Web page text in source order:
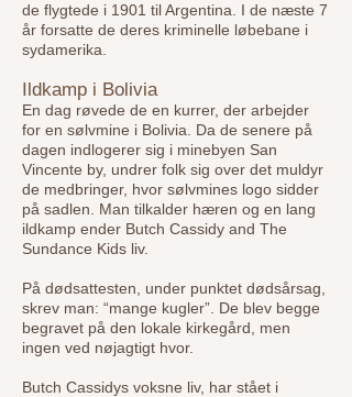
de flygtede i 1901 til Argentina. I de næste 7
år forsatte de deres kriminelle løbebane i
sydamerika.
Ildkamp i Bolivia
En dag røvede de en kurrer, der arbejder
for en sølvmine i Bolivia. Da de senere på
dagen indlogerer sig i minebyen San
Vincente by, undrer folk sig over det muldyr
de medbringer, hvor sølvmines logo sidder
på sadlen. Man tilkalder hæren og en lang
ildkamp ender Butch Cassidy and The
Sundance Kids liv.
På dødsattesten, under punktet dødsårsag,
skrev man: “mange kugler”. De blev begge
begravet på den lokale kirkegård, men
ingen ved nøjagtigt hvor.
Butch Cassidys voksne liv, har stået i